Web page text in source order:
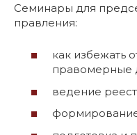
Семинары для
правления:
как избежать
правомерные
ведение